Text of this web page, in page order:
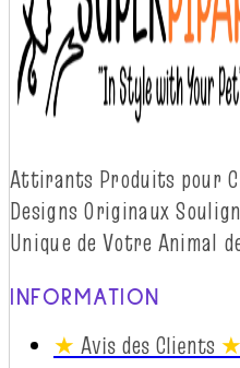
Attirants Produits pour
Designs Originaux
Unique de Votre Animal
INFORMATION
★ Avis des Clients ★